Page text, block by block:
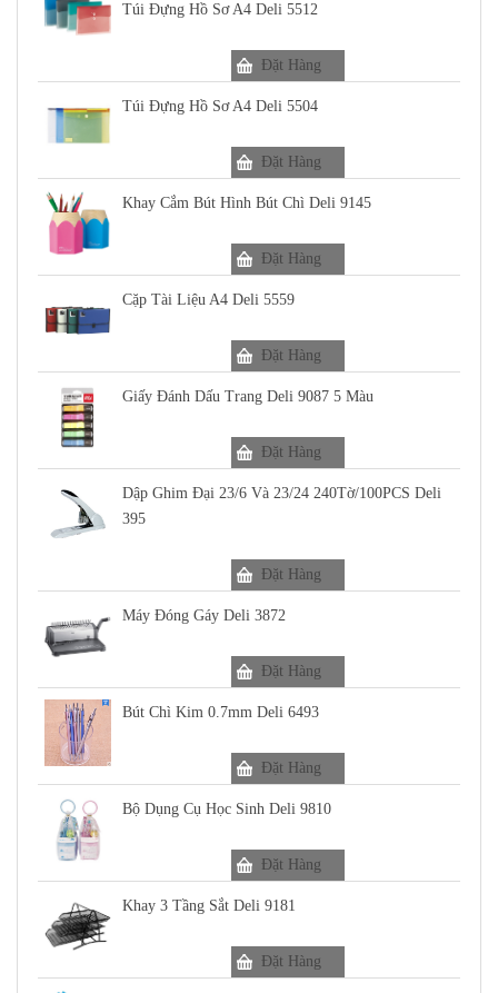
Túi Đựng Hồ Sơ A4 Deli 5512
Đặt Hàng
Túi Đựng Hồ Sơ A4 Deli 5504
Đặt Hàng
Khay Cắm Bút Hình Bút Chì Deli 9145
Đặt Hàng
Cặp Tài Liệu A4 Deli 5559
Đặt Hàng
Giấy Đánh Dấu Trang Deli 9087 5 Màu
Đặt Hàng
Dập Ghim Đại 23/6 Và 23/24 240Tờ/100PCS Deli
395
Đặt Hàng
Máy Đóng Gáy Deli 3872
Đặt Hàng
Bút Chì Kim 0.7mm Deli 6493
Đặt Hàng
Bộ Dụng Cụ Học Sinh Deli 9810
Đặt Hàng
Khay 3 Tầng Sắt Deli 9181
Đặt Hàng